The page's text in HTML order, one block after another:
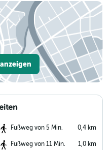
Fußweg von 5 Min. 0,4 km
Fußweg von 11 Min. 1,0 km